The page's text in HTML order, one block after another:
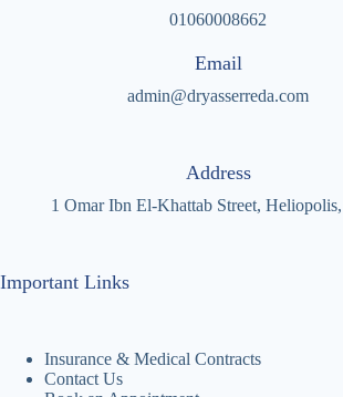
01060008662
Email
admin@dryasserreda.com
Address
1 Omar Ibn El-Khattab Street,
Important Links
Insurance & Medical Contracts
Contact Us